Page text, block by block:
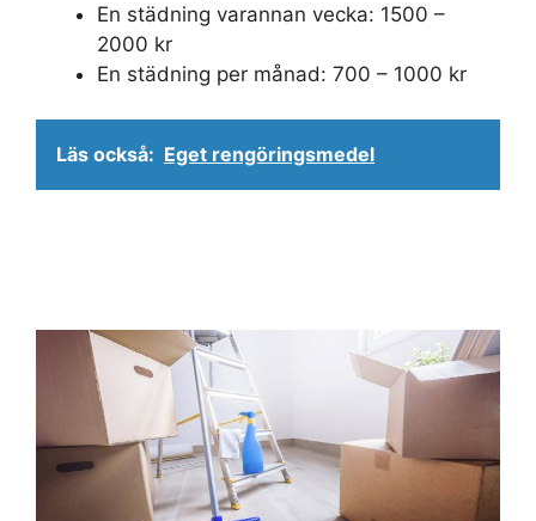
En städning varannan vecka: 1500 –
2000 kr
En städning per månad: 700 – 1000 kr
Läs också: Eget rengöringsmedel